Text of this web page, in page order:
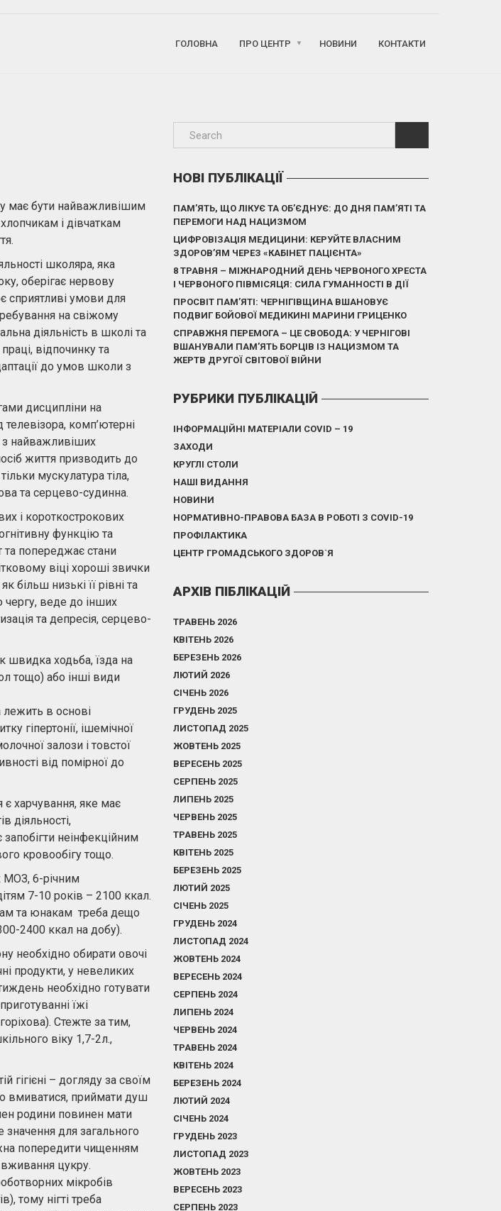
ГОЛОВНА ПРО ЦЕНТР НОВИНИ КОНТАКТИ
має бути найважливішим
і дівчаткам
школяра, яка
оберігає нервову
сприятливі умови для
на свіжому
діяльність в школі та
відпочинку та
до умов школи з
дисципліни на
комп’ютерні
з найважливіших
життя призводить до
мускулатура тіла,
та серцево-судинна.
і короткострокових
функцію та
та попереджає стани
віці хороші звички
більш низькі її рівні та
веде до інших
та депресія, серцево-
швидка ходьба, їзда на
тощо) або інші види
лежить в основі
гіпертонії, ішемічної
залози і товстої
від помірної до
харчування, яке має
діяльності,
неінфекційним
кровообігу тощо.
МОЗ, 6-річним
7-10 років – 2100 ккал.
та юнакам треба дещо
2400 ккал на добу).
необхідно обирати овочі
продукти, у невеликих
необхідно готувати
їжі
Стежте за тим,
віку 1,7-2л.,
гігієні – догляду за своїм
вмиватися, приймати душ
родини повинен мати
значення для загального
попередити чищенням
цукру.
мікробів
тому нігті треба
НОВІ ПУБЛІКАЦІЇ
ПАМ’ЯТЬ, ЩО ЛІКУЄ ТА ОБ’ЄДНУЄ: ДО ДНЯ ПАМ’ЯТІ ТА
ПЕРЕМОГИ НАД НАЦИЗМОМ
ЦИФРОВІЗАЦІЯ МЕДИЦИНИ: КЕРУЙТЕ ВЛАСНИМ
ЗДОРОВ’ЯМ ЧЕРЕЗ «КАБІНЕТ ПАЦІЄНТА»
8 ТРАВНЯ – МІЖНАРОДНИЙ ДЕНЬ ЧЕРВОНОГО ХРЕСТА
І ЧЕРВОНОГО ПІВМІСЯЦЯ: СИЛА ГУМАННОСТІ В ДІЇ
ПРОСВІТ ПАМ’ЯТІ: ЧЕРНІГІВЩИНА ВШАНОВУЄ
ПОДВИГ БОЙОВОЇ МЕДИКИНІ МАРИНИ ГРИЦЕНКО
СПРАВЖНЯ ПЕРЕМОГА – ЦЕ СВОБОДА: У ЧЕРНІГОВІ
ВШАНУВАЛИ ПАМ’ЯТЬ БОРЦІВ ІЗ НАЦИЗМОМ ТА
ЖЕРТВ ДРУГОЇ СВІТОВОЇ ВІЙНИ
РУБРИКИ ПУБЛІКАЦІЙ
ІНФОРМАЦІЙНІ МАТЕРІАЛИ COVID – 19
ЗАХОДИ
КРУГЛІ СТОЛИ
НАШІ ВИДАННЯ
НОВИНИ
НОРМАТИВНО-ПРАВОВА БАЗА В РОБОТІ З COVID-19
ПРОФІЛАКТИКА
ЦЕНТР ГРОМАДСЬКОГО ЗДОРОВ`Я
АРХІВ ПІБЛІКАЦІЙ
ТРАВЕНЬ 2026
КВІТЕНЬ 2026
БЕРЕЗЕНЬ 2026
ЛЮТИЙ 2026
СІЧЕНЬ 2026
ГРУДЕНЬ 2025
ЛИСТОПАД 2025
ЖОВТЕНЬ 2025
ВЕРЕСЕНЬ 2025
СЕРПЕНЬ 2025
ЛИПЕНЬ 2025
ЧЕРВЕНЬ 2025
ТРАВЕНЬ 2025
КВІТЕНЬ 2025
БЕРЕЗЕНЬ 2025
ЛЮТИЙ 2025
СІЧЕНЬ 2025
ГРУДЕНЬ 2024
ЛИСТОПАД 2024
ЖОВТЕНЬ 2024
ВЕРЕСЕНЬ 2024
СЕРПЕНЬ 2024
ЛИПЕНЬ 2024
ЧЕРВЕНЬ 2024
ТРАВЕНЬ 2024
КВІТЕНЬ 2024
БЕРЕЗЕНЬ 2024
ЛЮТИЙ 2024
СІЧЕНЬ 2024
ГРУДЕНЬ 2023
ЛИСТОПАД 2023
ЖОВТЕНЬ 2023
ВЕРЕСЕНЬ 2023
СЕРПЕНЬ 2023